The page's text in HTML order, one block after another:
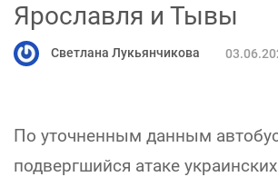
Ярославля и Тывы
Светлана Лукьянчикова
По уточненным данным
подвергшийся атаке